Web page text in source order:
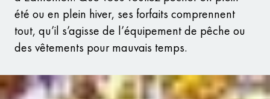
été ou en plein hiver, ses forfaits comprennent
tout, qu’il s’agisse de l’équipement de pêche ou
des vêtements pour mauvais temps.